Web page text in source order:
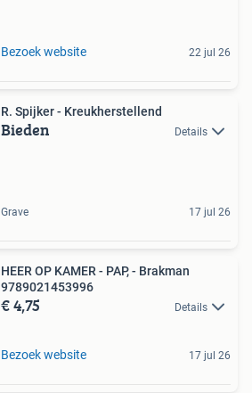
Bezoek website 22 jul 26
R. Spijker - Kreukherstellend
Bieden Details
Grave 17 jul 26
HEER OP KAMER - PAP, - Brakman
9789021453996
€ 4,75 Details
Bezoek website 17 jul 26